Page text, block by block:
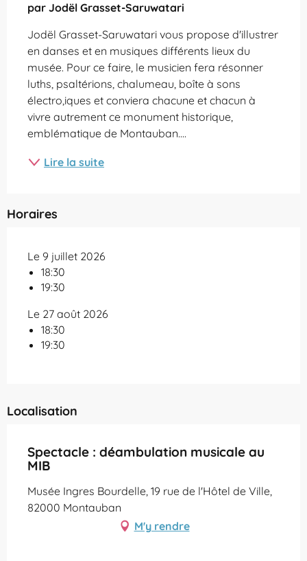
par Jodël Grasset-Saruwatari
Jodël Grasset-Saruwatari vous propose d'illustrer
en danses et en musiques différents lieux du
musée. Pour ce faire, le musicien fera résonner
luths, psaltérions, chalumeau, boîte à sons
électro,iques et conviera chacune et chacun à
vivre autrement ce monument historique,
emblématique de Montauban....
Lire la suite
Horaires
Le 9 juillet 2026
18:30
19:30
Le 27 août 2026
18:30
19:30
Localisation
Spectacle : déambulation musicale au
MIB
Musée Ingres Bourdelle, 19 rue de l'Hôtel de Ville,
82000 Montauban
M'y rendre